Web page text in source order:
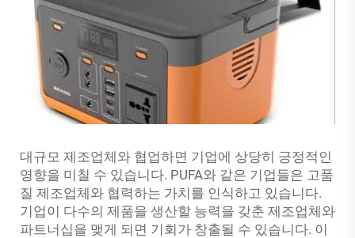
대규모 제조업체와 협업하면 기업에 상당히 긍정적인
영향을 미칠 수 있습니다. PUFA와 같은 기업들은 고품
질 제조업체와 협력하는 가치를 인식하고 있습니다.
기업이 다수의 제품을 생산할 능력을 갖춘 제조업체와
파트너십을 맺게 되면 기회가 창출될 수 있습니다. 이